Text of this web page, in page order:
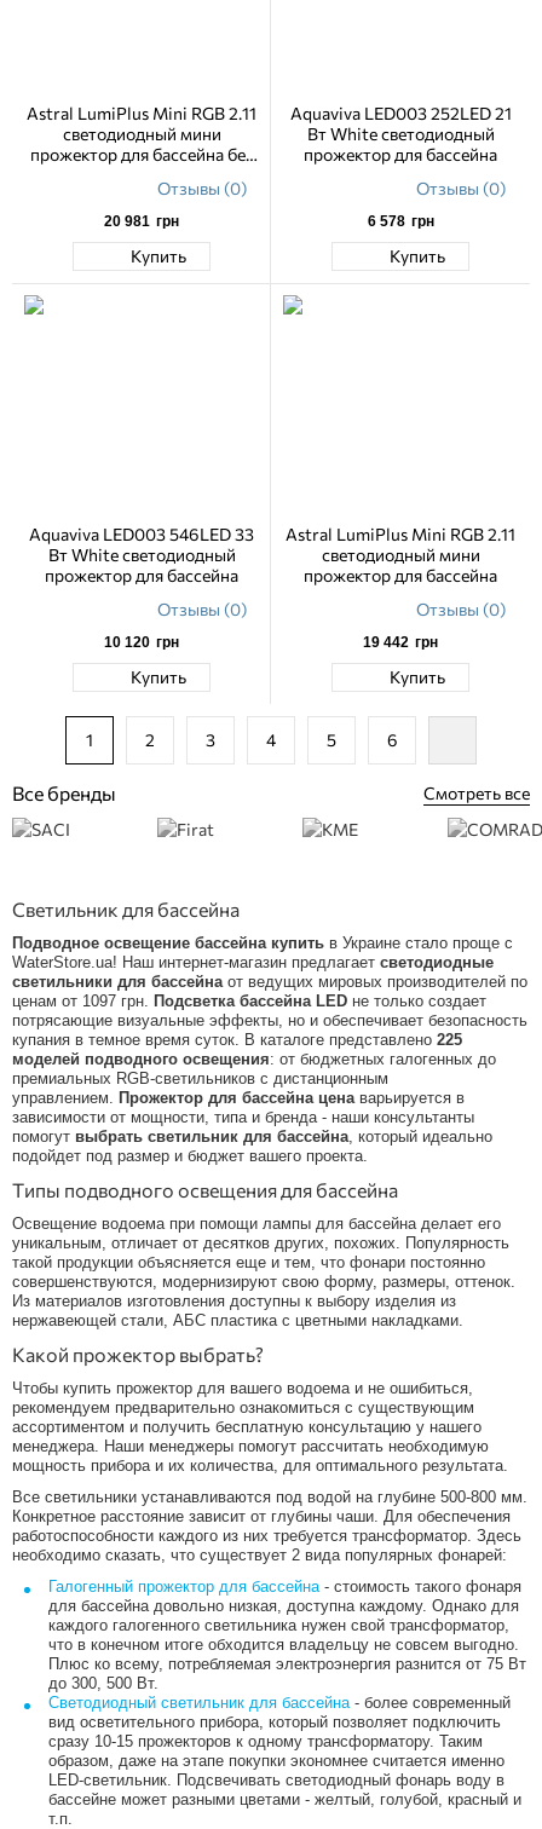
Astral LumiPlus Mini RGB 2.11
светодиодный мини
прожектор для бассейна без
Отзывы (0)
20 981 грн
Купить
Aquaviva LED003 252LED 21
Вт White светодиодный
прожектор для бассейна
Отзывы (0)
6 578 грн
Купить
Aquaviva LED003 546LED 33
Вт White светодиодный
прожектор для бассейна
Отзывы (0)
10 120 грн
Купить
Astral LumiPlus Mini RGB 2.11
светодиодный мини
прожектор для бассейна
Отзывы (0)
19 442 грн
Купить
1 2 3 4 5 6
Все бренды Смотреть все
Светильник для бассейна
Подводное освещение бассейна купить в Украине стало проще с
WaterStore.ua! Наш интернет-магазин предлагает светодиодные
светильники для бассейна от ведущих мировых производителей по
ценам от 1097 грн.
Подсветка бассейна LED не только создает
потрясающие визуальные эффекты, но и обеспечивает безопасность
купания в темное время суток. В каталоге представлено 225
моделей подводного освещения: от бюджетных галогенных до
премиальных RGB-светильников с дистанционным
управлением.
Прожектор для бассейна цена варьируется в
зависимости от мощности, типа и бренда - наши консультанты
помогут выбрать светильник для бассейна , который идеально
подойдет под размер и бюджет вашего проекта.
Типы подводного освещения для бассейна
Освещение водоема при помощи лампы для бассейна делает его
уникальным, отличает от десятков других, похожих. Популярность
такой продукции объясняется еще и тем, что фонари постоянно
совершенствуются, модернизируют свою форму, размеры, оттенок.
Из материалов изготовления доступны к выбору изделия из
нержавеющей стали, АБС пластика с цветными накладками.
Какой прожектор выбрать?
Чтобы купить прожектор для вашего водоема и не ошибиться,
рекомендуем предварительно ознакомиться с существующим
ассортиментом и получить бесплатную консультацию у нашего
менеджера. Наши менеджеры помогут рассчитать необходимую
мощность прибора и их количества, для оптимального результата.
Все светильники устанавливаются под водой на глубине 500-800 мм.
Конкретное расстояние зависит от глубины чаши. Для обеспечения
работоспособности каждого из них требуется трансформатор. Здесь
необходимо сказать, что существует 2 вида популярных фонарей:
Галогенный прожектор для бассейна - стоимость такого фонаря
для бассейна довольно низкая, доступна каждому. Однако для
каждого галогенного светильника нужен свой трансформатор,
что в конечном итоге обходится владельцу не совсем выгодно.
Плюс ко всему, потребляемая электроэнергия разнится от 75 Вт
до 300, 500 Вт.
Светодиодный светильник для бассейна - более современный
вид осветительного прибора, который позволяет подключить
сразу 10-15 прожекторов к одному трансформатору. Таким
образом, даже на этапе покупки экономнее считается именно
LED-светильник. Подсвечивать светодиодный фонарь воду в
бассейне может разными цветами - желтый, голубой, красный и
т.п.